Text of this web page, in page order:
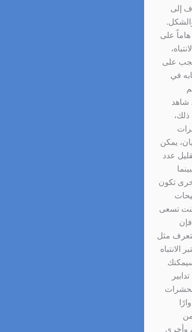
إلى
على
يجب على
في
شاهد
يمكن
عدد
تكون
تسعى
مثل
الانتباه
وأخرى